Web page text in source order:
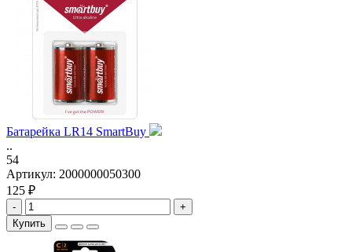
Батарейка LR14 SmartBuy
..
54
Артикул: 2000000050300
125 ₽
-
+
Купить